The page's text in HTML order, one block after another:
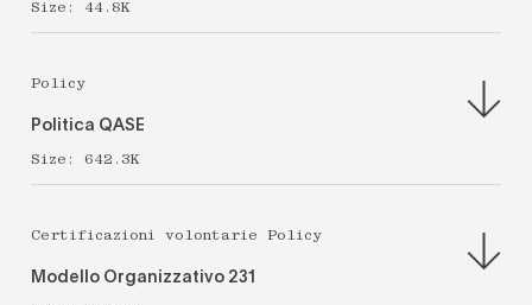
Size: 44.8K
Policy
Politica QASE
Size: 642.3K
Certificazioni volontarie Policy
Modello Organizzativo 231